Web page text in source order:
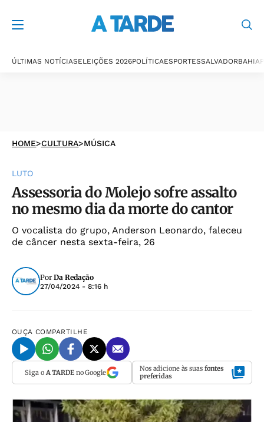
ÚLTIMAS NOTÍCIASELEIÇÕES 2026POLÍTICAESPORTESSALVADORBAHIA
HOME>CULTURA>MÚSICA
LUTO
Assessoria do Molejo sofre assalto
no mesmo dia da morte do cantor
O vocalista do grupo, Anderson Leonardo, faleceu
de câncer nesta sexta-feira, 26
Por Da Redação
27/04/2024 - 8:16 h
OUÇA COMPARTILHE
Siga o A TARDEno Google Nos adicione às suas fontes
preferidas